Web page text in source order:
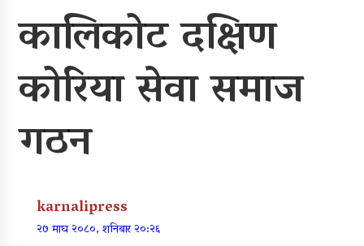
महावै गाउँपालिकाको प्रशासकीय भवन
शिलान्यास
खुर्रा खोलाको पुल ४ वर्षदेखि अलपत्र
कालिकोट दक्षिण
कोरिया सेवा समाज
गठन
karnalipress
२७ माघ २०८०, शनिबार २०:२६